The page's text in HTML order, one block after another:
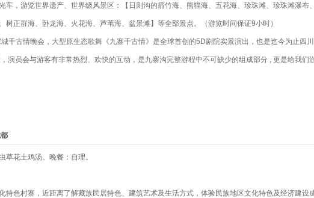
车，游览世界遗产、世界级风景区：【日则沟的箭竹海、熊猫海、五花海、珍珠滩、珍珠滩瀑
树正群海、卧龙海、火花海、芦苇海、盆景滩】等全部景点。（游览时间保证9小时）
城千古情晚会，大型原生态歌舞《九寨千古情》是全球首创的5D剧院实景演出，也是迄今为止四
演员会与游客有非常热烈、欢快的互动，是九寨沟完整游程中不可缺少的组成部分 , 更是给我
草花土鸡汤。晚餐：自理。
特色村寨，近距离了解藏族民居特色、建筑艺术及生活方式，体验民族地区文化特色及经济建